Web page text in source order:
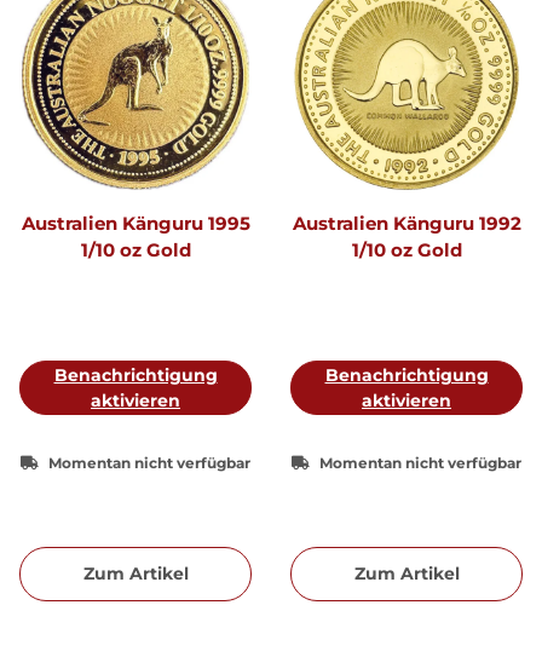
Australien Känguru 1995
1/10 oz Gold
Benachrichtigung
aktivieren
Momentan nicht verfügbar
Zum Artikel
Australien Känguru 1992
1/10 oz Gold
Benachrichtigung
aktivieren
Momentan nicht verfügbar
Zum Artikel